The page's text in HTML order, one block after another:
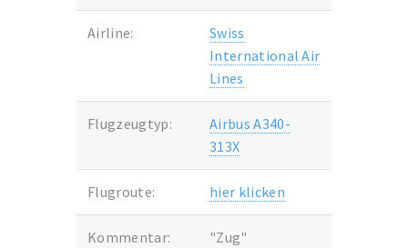
Airline:
Swiss
International Air
Lines
Flugzeugtyp:
Airbus A340-
313X
Flugroute: hier klicken
Kommentar: "Zug"